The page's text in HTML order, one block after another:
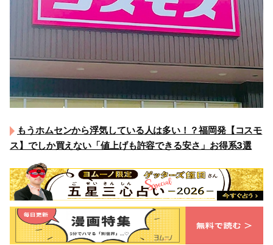
もうホムセンから浮気している人は多い！？福岡発【コスモ
ス】でしか買えない「値上げも許容できる安さ」お得系3選